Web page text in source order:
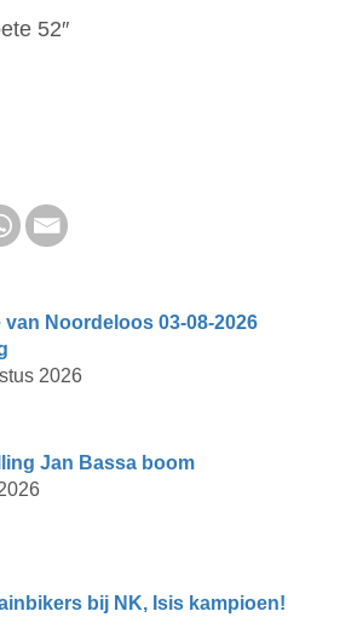
52″
van Noordeloos 03-08-2026
2026
Jan Bassa boom
bij NK, Isis kampioen!